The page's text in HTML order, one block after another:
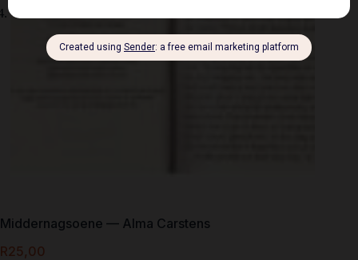
Middernagsoene — Alma Carstens
R25,00